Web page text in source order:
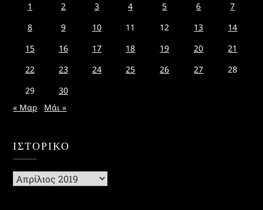
1
2 3 4 5 6
7
8
9 10 11 12 13
14
15
16 17 18 19 20
21
22
23 24 25 26 27
28
29
30
« Μαρ
Μάι »
ΙΣΤΟΡΙΚΌ
Ιστορικό